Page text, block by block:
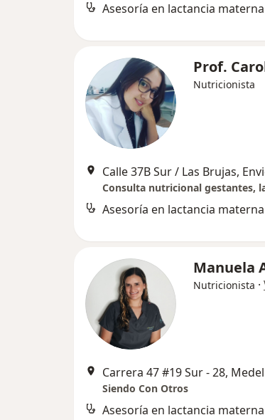
Asesoría en lactancia materna
Prof.
Nutricionista
Consulta nutricional gestantes,
Asesoría en lactancia materna
Manuela
Nutricionista ·
Carrera 47 #19 Sur - 28,
Siendo Con Otros
Asesoría en lactancia materna